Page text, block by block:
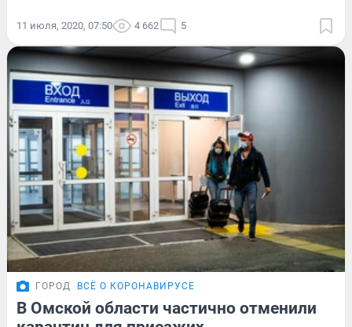
11 июля, 2020, 07:50 4 662 5
ГОРОД ВСЁ О КОРОНАВИРУСЕ
В Омской области частично отменили